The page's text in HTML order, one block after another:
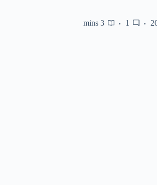
1
3 mins